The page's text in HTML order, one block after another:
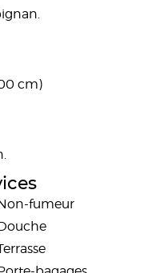
cm)
fumeur